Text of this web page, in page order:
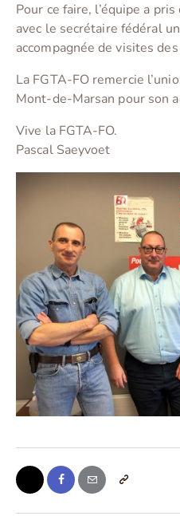
Pour ce faire, l’équipe a
avec le secrétaire fédéral
accompagnée de visites
La FGTA-FO remercie
Mont-de-Marsan pour son
Vive la FGTA-FO.
Pascal Saeyvoet